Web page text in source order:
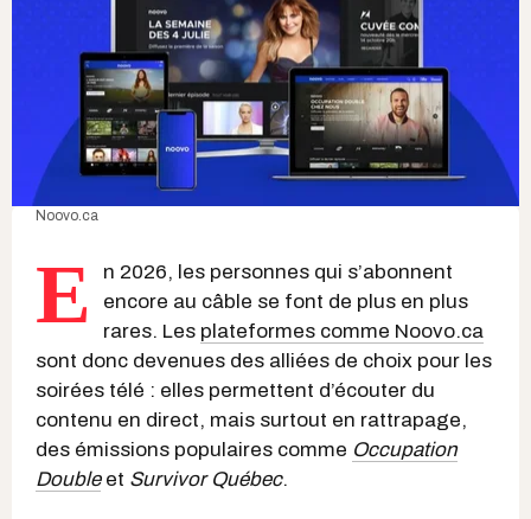
Noovo.ca
E
n 2026, les personnes qui s’abonnent
encore au câble se font de plus en plus
rares. Les plateformes comme Noovo.ca
sont donc devenues des alliées de choix pour les
soirées télé : elles permettent d’écouter du
contenu en direct, mais surtout en rattrapage,
des émissions populaires comme Occupation
Doubleet Survivor Québec.